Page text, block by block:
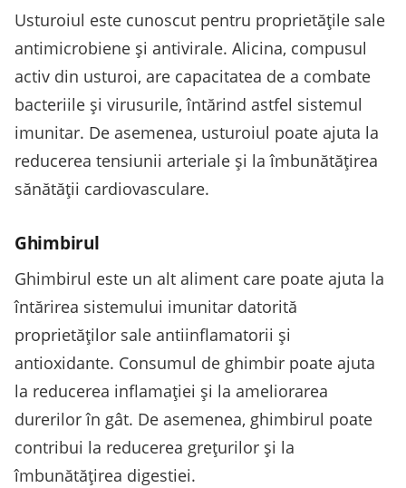
Usturoiul este cunoscut pentru proprietățile sale
antimicrobiene și antivirale. Alicina, compusul
activ din usturoi, are capacitatea de a combate
bacteriile și virusurile, întărind astfel sistemul
imunitar. De asemenea, usturoiul poate ajuta la
reducerea tensiunii arteriale și la îmbunătățirea
sănătății cardiovasculare.
Ghimbirul
Ghimbirul este un alt aliment care poate ajuta la
întărirea sistemului imunitar datorită
proprietăților sale antiinflamatorii și
antioxidante. Consumul de ghimbir poate ajuta
la reducerea inflamației și la ameliorarea
durerilor în gât. De asemenea, ghimbirul poate
contribui la reducerea grețurilor și la
îmbunătățirea digestiei.